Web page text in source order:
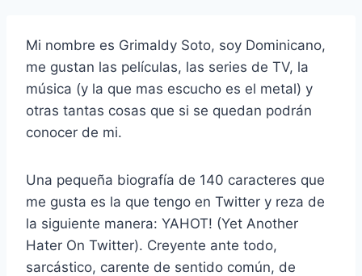
Mi nombre es Grimaldy Soto, soy Dominicano,
me gustan las películas, las series de TV, la
música (y la que mas escucho es el metal) y
otras tantas cosas que si se quedan podrán
conocer de mi.
Una pequeña biografía de 140 caracteres que
me gusta es la que tengo en Twitter y reza de
la siguiente manera: YAHOT! (Yet Another
Hater On Twitter). Creyente ante todo,
sarcástico, carente de sentido común, de